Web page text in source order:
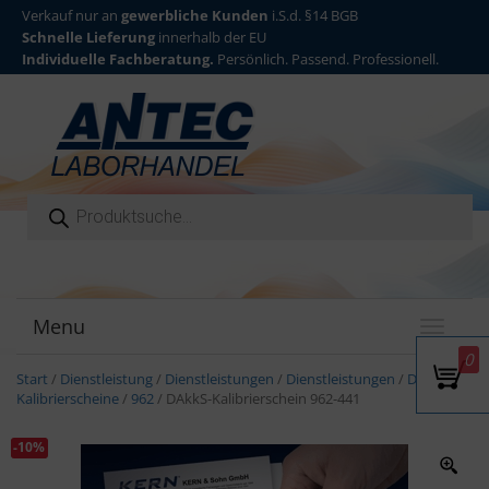
Verkauf nur an gewerbliche Kunden i.S.d. §14 BGB
Schnelle Lieferung innerhalb der EU
Individuelle Fachberatung. Persönlich. Passend. Professionell.
Products search
g
g
l
n
Menu
Start / Dienstleistung/ Dienstleistungen / Dienstleistungen / DAkkS
Kalibrierscheine/ 962/ DAkkS-Kalibrierschein 962-441
-10%
0